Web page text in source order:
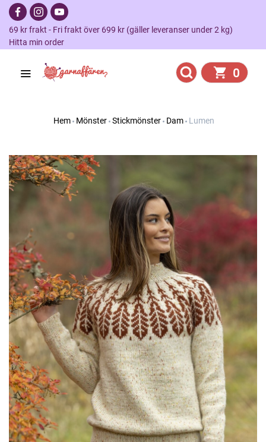
69 kr frakt - Fri frakt över 699 kr (gäller leveranser under 2 kg)
Hitta min order
0
Hem Mönster Stickmönster Dam Lumen